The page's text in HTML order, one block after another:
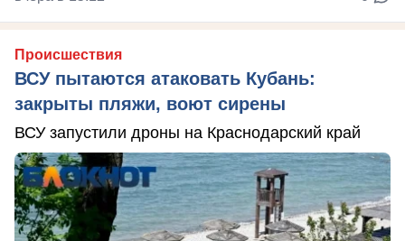
Происшествия
ВСУ пытаются атаковать Кубань:
закрыты пляжи, воют сирены
ВСУ запустили дроны на Краснодарский край